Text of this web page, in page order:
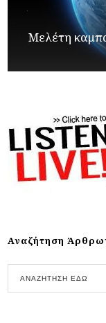
Μελέτη
Αναζήτηση